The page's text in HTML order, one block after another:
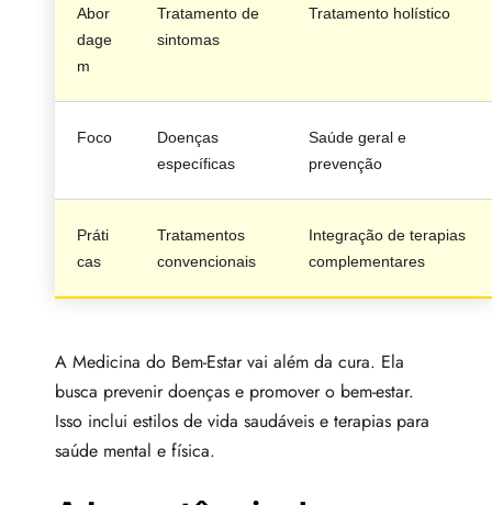
Abor
dage
m
Tratamento de
sintomas
Tratamento holístico
Foco
Doenças
específicas
Saúde geral e
prevenção
Práti
cas
Tratamentos
convencionais
Integração de terapias
complementares
A Medicina do Bem-Estar vai além da cura. Ela
busca prevenir doenças e promover o bem-estar.
Isso inclui estilos de vida saudáveis e terapias para
saúde mental e física.